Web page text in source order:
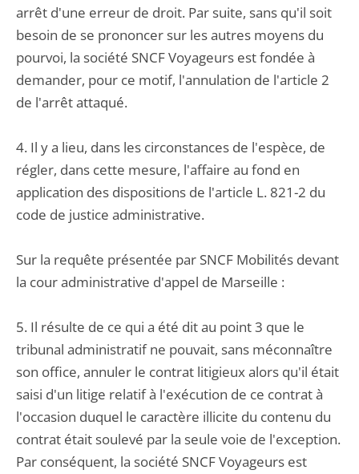
arrêt d'une erreur de droit. Par suite, sans qu'il soit
besoin de se prononcer sur les autres moyens du
pourvoi, la société SNCF Voyageurs est fondée à
demander, pour ce motif, l'annulation de l'article 2
de l'arrêt attaqué.
4. Il y a lieu, dans les circonstances de l'espèce, de
régler, dans cette mesure, l'affaire au fond en
application des dispositions de l'article L. 821-2 du
code de justice administrative.
Sur la requête présentée par SNCF Mobilités devant
la cour administrative d'appel de Marseille :
5. Il résulte de ce qui a été dit au point 3 que le
tribunal administratif ne pouvait, sans méconnaître
son office, annuler le contrat litigieux alors qu'il était
saisi d'un litige relatif à l'exécution de ce contrat à
l'occasion duquel le caractère illicite du contenu du
contrat était soulevé par la seule voie de l'exception.
Par conséquent, la société SNCF Voyageurs est